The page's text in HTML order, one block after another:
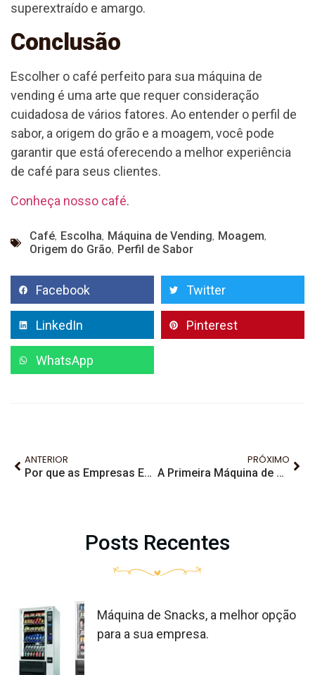
superextraído e amargo.
Conclusão
Escolher o café perfeito para sua máquina de
vending é uma arte que requer consideração
cuidadosa de vários fatores. Ao entender o perfil de
sabor, a origem do grão e a moagem, você pode
garantir que está oferecendo a melhor experiência
de café para seus clientes.
Conheça nosso café.
Café, Escolha, Máquina de Vending, Moagem,
Origem do Grão, Perfil de Sabor
Facebook Twitter
LinkedIn Pinterest
WhatsApp
ANTERIOR
Por que as Empresas Estão Investindo em Máquinas de Café de Alta Qualidade
PRÓXIMO
A Primeira Máquina de Vending é da Grécia Antiga
Posts Recentes
Máquina de Snacks, a melhor opção
para a sua empresa.